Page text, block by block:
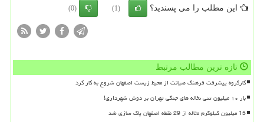
این مطلب را می پسندید؟ (1)
(0)
تازه ترین مطالب مرتبط
کارگروه پیشرفت فرهنگ صیانت از محیط زیست اصفهان شروع به کار کرد
بار ۱۰ میلیون تنی نخاله های جنگی تهران بر دوش شهرداری!
15 میلیون کیلوگرم نخاله از 29 نقطه اصفهان پاک سازی شد